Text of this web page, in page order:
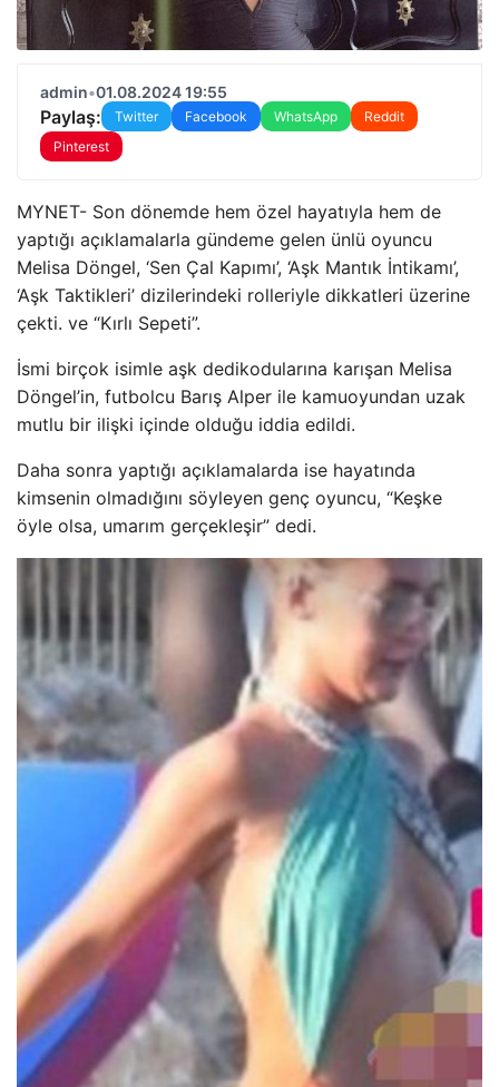
admin•01.08.2024 19:55
Paylaş: Twitter Facebook WhatsApp
Reddit
Pinterest
MYNET- Son dönemde hem özel hayatıyla hem de
yaptığı açıklamalarla gündeme gelen ünlü oyuncu
Melisa Döngel, ‘Sen Çal Kapımı’, ‘Aşk Mantık İntikamı’,
‘Aşk Taktikleri’ dizilerindeki rolleriyle dikkatleri üzerine
çekti. ve “Kırlı Sepeti”.
İsmi birçok isimle aşk dedikodularına karışan Melisa
Döngel’in, futbolcu Barış Alper ile kamuoyundan uzak
mutlu bir ilişki içinde olduğu iddia edildi.
Daha sonra yaptığı açıklamalarda ise hayatında
kimsenin olmadığını söyleyen genç oyuncu, “Keşke
öyle olsa, umarım gerçekleşir” dedi.